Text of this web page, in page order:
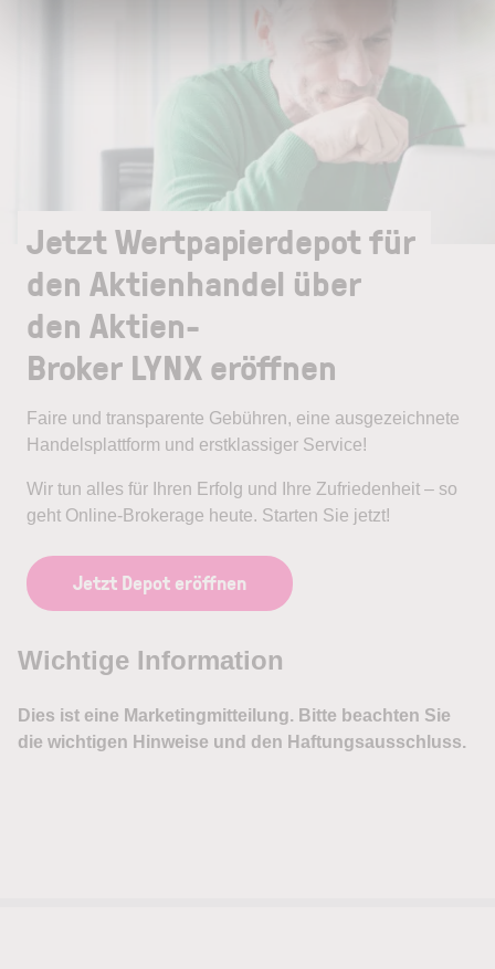
Jetzt Wertpapierdepot für
den Aktienhandel über
den Aktien-
Broker LYNX eröffnen
Faire und transparente Gebühren, eine ausgezeichnete
Handelsplattform und erstklassiger Service!
Wir tun alles für Ihren Erfolg und Ihre Zufriedenheit – so
geht Online-Brokerage heute. Starten Sie jetzt!
Jetzt Depot eröffnen